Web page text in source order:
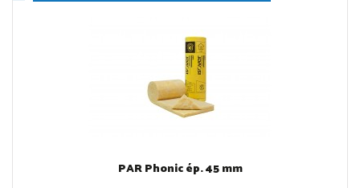
PAR Phonic ép. 45 mm